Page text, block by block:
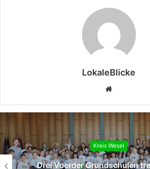
LokaleBlicke
Webseite
Kreis Wesel